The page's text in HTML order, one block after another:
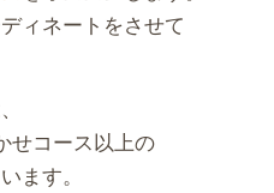
ィネートをさせて
せコース以上の
ます。